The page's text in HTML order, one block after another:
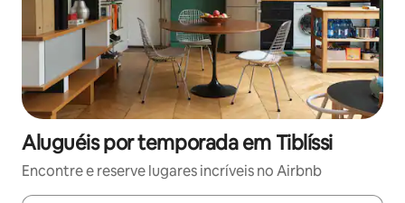
Aluguéis por temporada em Tiblíssi
Encontre e reserve lugares incríveis no Airbnb